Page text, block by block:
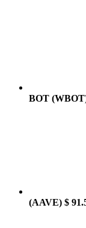
BOT
(AAVE) $